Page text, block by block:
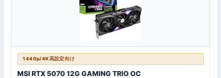
1440p/4K高設定向け
MSI RTX 5070 12G GAMING TRIO OC